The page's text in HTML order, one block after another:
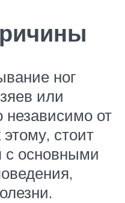
ног
или
от
стоит
с основными